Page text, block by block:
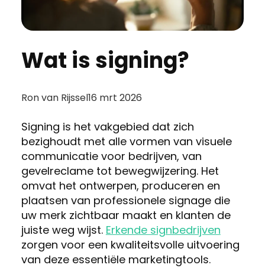
Wat is signing?
Posted
Ron van Rijssel16 mrt 2026
Signing is het vakgebied dat zich
bezighoudt met alle vormen van visuele
communicatie voor bedrijven, van
gevelreclame tot bewegwijzering. Het
omvat het ontwerpen, produceren en
plaatsen van professionele signage die
uw merk zichtbaar maakt en klanten de
juiste weg wijst. Erkende signbedrijven
zorgen voor een kwaliteitsvolle uitvoering
van deze essentiële marketingtools.